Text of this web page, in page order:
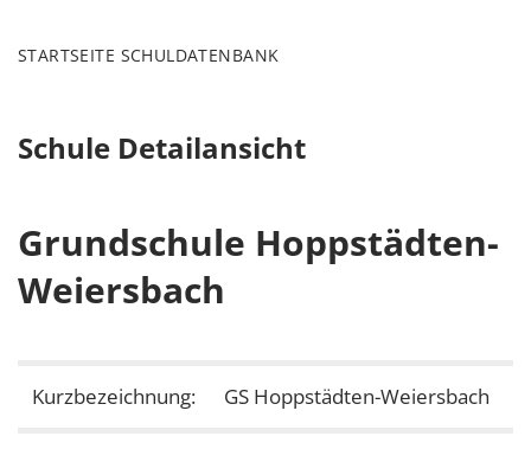
STARTSEITE SCHULDATENBANK
Schule Detailansicht
Grundschule Hoppstädten-
Weiersbach
Kurzbezeichnung: GS Hoppstädten-Weiersbach